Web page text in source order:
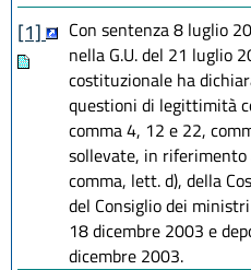
[1]
Con sentenza 8 luglio
nella G.U. del 21 luglio
costituzionale ha
questioni di legittimità
comma 4, 12 e 22,
sollevate, in
comma, lett. d), della
del Consiglio dei
18 dicembre 2003 e
dicembre 2003.